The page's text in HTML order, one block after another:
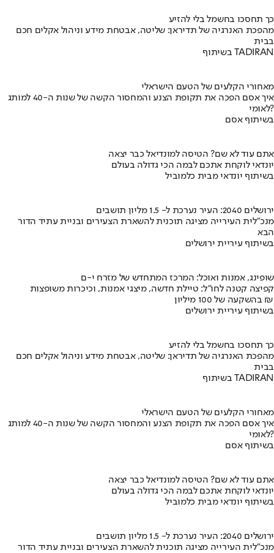
כך תחסכו בחשמל בלי להזיע
מהפכת האנרגיה של תדיראן: שליטה, אבטחת מידע וניהול אקלים חכם
בבית
בשיתוף TADIRAN
מאחורי הקלעים של הטעם הישראלי
איך אסם הפכה את תקופת הצנע והמחסור הקשה של שנות ה-40 למותג
לאומי?
בשיתוף אסם
אתם עוד לא שם? הטיסה למונדיאל כבר יצאה
יונדאי לוקחת אתכם לבמה הכי גדולה בעולם
בשיתוף יונדאי מבית כלמוביל
ירושלים 2040: העיר נערכת ל- 1.5 מליון תושבים
מנכ"לית העירייה מציגה תוכנית להשארת הצעירים ובניית עתיד הדור
הבא
בשיתוף עיריית ירושלים
שופינג, אמנות ואוכל: המרכז המתחדש של מזרח י-ם
קפיצה קטנה לחו"ל: טיילת חדשה, מיצגי אמנות, וכיכרות משופצות
בהשקעה של 100 מיליון ₪
בשיתוף עיריית ירושלים
כך תחסכו בחשמל בלי להזיע
מהפכת האנרגיה של תדיראן: שליטה, אבטחת מידע וניהול אקלים חכם
בבית
בשיתוף TADIRAN
מאחורי הקלעים של הטעם הישראלי
איך אסם הפכה את תקופת הצנע והמחסור הקשה של שנות ה-40 למותג
לאומי?
בשיתוף אסם
אתם עוד לא שם? הטיסה למונדיאל כבר יצאה
יונדאי לוקחת אתכם לבמה הכי גדולה בעולם
בשיתוף יונדאי מבית כלמוביל
ירושלים 2040: העיר נערכת ל- 1.5 מליון תושבים
מנכ"לית העירייה מציגה תוכנית להשארת הצעירים ובניית עתיד הדור